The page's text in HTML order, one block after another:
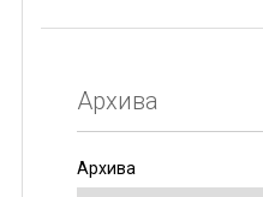
Архива
Архива